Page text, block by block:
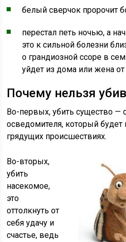
белый сверчок пророчит
перестал петь ночью, а
это к сильной болезни
о грандиозной ссоре в
уйдет из дома или жена
Почему нельзя
Во-первых, убить существо —
осведомителя, который
грядущих происшествиях.
Во-вторых,
убить
насекомое,
это
оттолкнуть от
себя удачу и
счастье, ведь